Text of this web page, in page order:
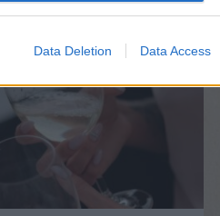
Data Deletion Data Access